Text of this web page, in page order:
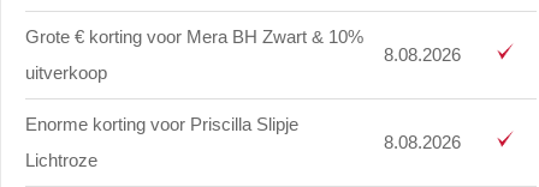
Grote € korting voor Mera BH Zwart & 10%
uitverkoop
8.08.2026
Enorme korting voor Priscilla Slipje
Lichtroze
8.08.2026